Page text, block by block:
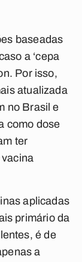
baseadas
a ‘cepa
Por isso,
atualizada
no Brasil e
como dose
ter
aplicadas
primário da
é de
a